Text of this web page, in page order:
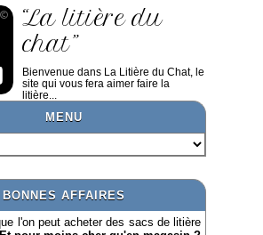
“La litière du
chat”
Bienvenue dans La Litière du Chat, le
site qui vous fera aimer faire la
litière...
MENU
BONNES AFFAIRES
l'on peut acheter des sacs de litière